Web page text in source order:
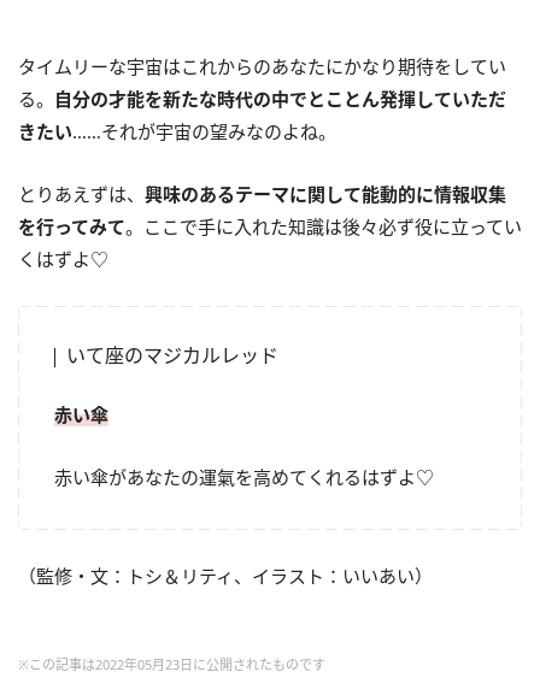
タイムリーな宇宙はこれからのあなたにかなり期待をしてい
る。 自分の才能を新たな時代の中でとことん発揮していただ
きたい……それが宇宙の望みなのよね。
とりあえずは、 興味のあるテーマに関して能動的に情報収集
を行ってみて。ここで手に入れた知識は後々必ず役に立ってい
くはずよ♡
いて座のマジカルレッド
赤い傘
赤い傘があなたの運氣を高めてくれるはずよ♡
（監修・文：トシ＆リティ、イラスト：いいあい）
※この記事は2022年05月23日に公開されたものです